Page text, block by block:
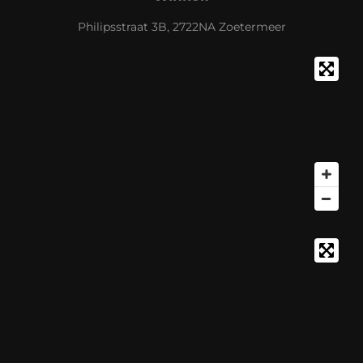
Philipsstraat 3B, 2722NA Zoetermeer